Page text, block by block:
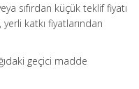
sıfırdan küçük teklif fiyatı
katkı fiyatlarından
geçici madde